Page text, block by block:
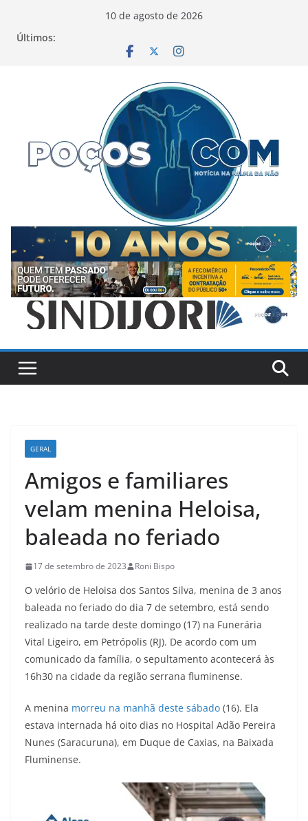
10 de agosto de 2026
Últimos:
GERAL
Amigos e familiares
velam menina Heloisa,
baleada no feriado
17 de setembro de 2023 Roni Bispo
O velório de Heloisa dos Santos Silva, menina de 3 anos
baleada no feriado do dia 7 de setembro, está sendo
realizado na tarde deste domingo (17) na Funerária
Vital Ligeiro, em Petrópolis (RJ). De acordo com um
comunicado da família, o sepultamento acontecerá às
16h30 na cidade da região serrana fluminense.
A menina morreu na manhã deste sábado (16). Ela
estava internada há oito dias no Hospital Adão Pereira
Nunes (Saracuruna), em Duque de Caxias, na Baixada
Fluminense.